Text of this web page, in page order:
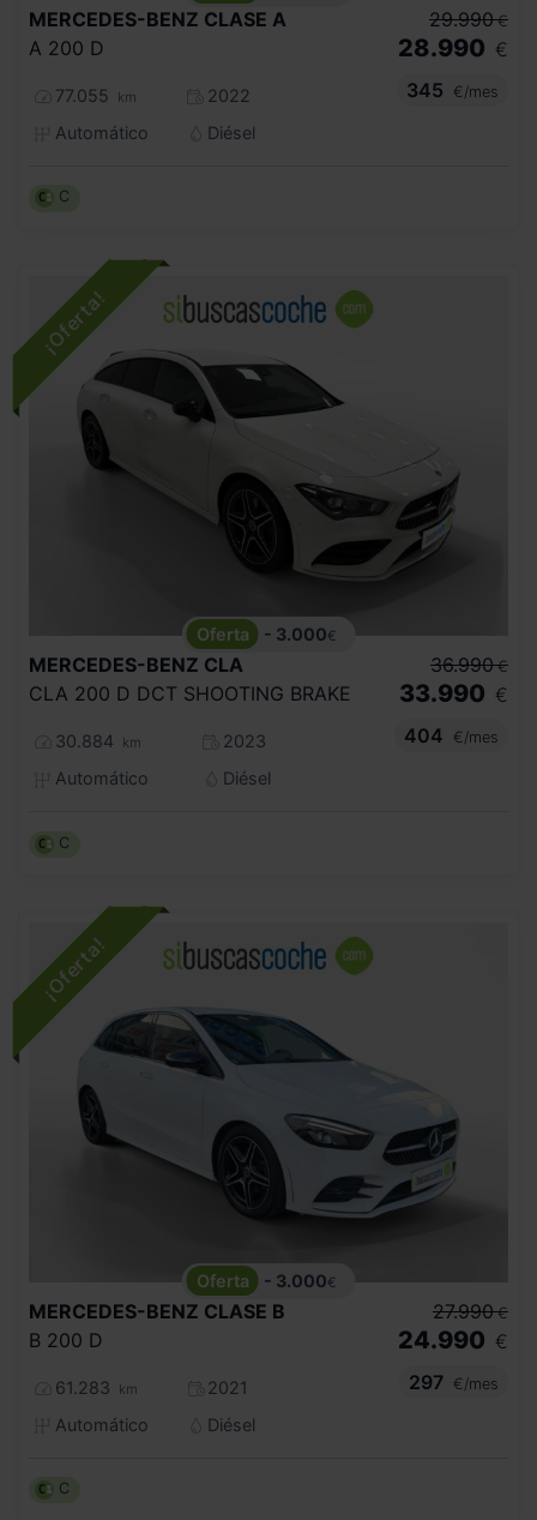
MERCEDES-BENZ CLASE A
A 200 D
77.055 km
2022
Automático
Diésel
29.990 €
28.990 €
345
€/mes
C
- 3.000€
MERCEDES-BENZ CLA
CLA 200 D DCT SHOOTING BRAKE
30.884 km
2023
Automático
Diésel
36.990 €
33.990 €
404
€/mes
C
- 3.000€
MERCEDES-BENZ CLASE B
B 200 D
61.283 km
2021
Automático
Diésel
27.990 €
24.990 €
297
€/mes
C